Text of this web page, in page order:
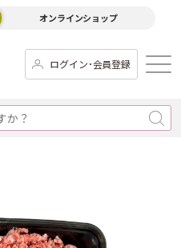
オンラインショップ
ログイン･会員登録